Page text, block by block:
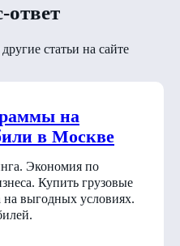
ответ
статьи на сайте
на
в Москве
Экономия по
Купить грузовые
на выгодных условиях.